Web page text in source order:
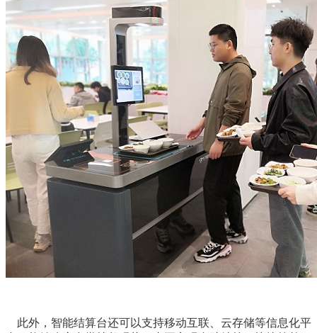
此外，智能结算台还可以支持移动互联、云存储等信息化平